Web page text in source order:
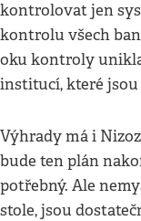
kontrolovat jen
kontrolu všech
oku kontroly
institucí, které
Výhrady má i
bude ten plán
potřebný. Ale
stole, jsou